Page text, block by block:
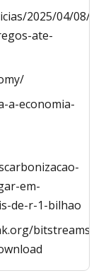
2025/04/08/
ate-
a-economia-
em-
de-r-1-bilhao
bitstreams/